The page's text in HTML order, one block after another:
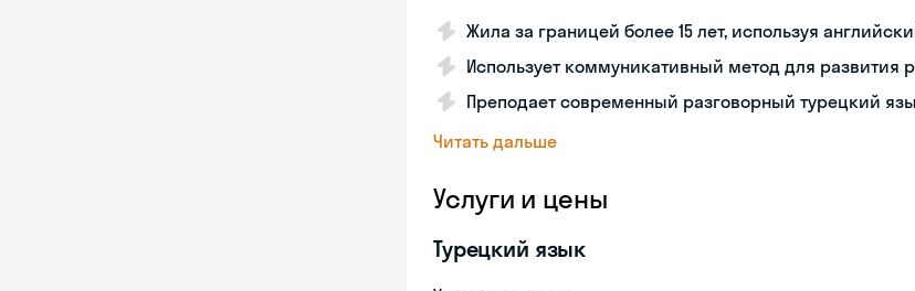
Жила за границей более 15 лет, используя
Использует коммуникативный метод для развития
Преподает современный разговорный турецкий
Читать дальше
Услуги и цены
Турецкий язык